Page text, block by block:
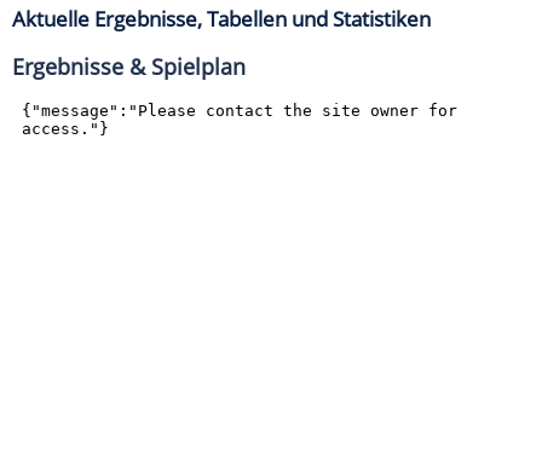
Aktuelle Ergebnisse, Tabellen und Statistiken
Ergebnisse & Spielplan